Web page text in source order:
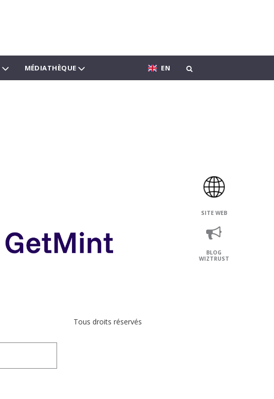
EN
MÉDIATHÈQUE
SITE WEB
BLOG
WIZTRUST
Tous droits réservés